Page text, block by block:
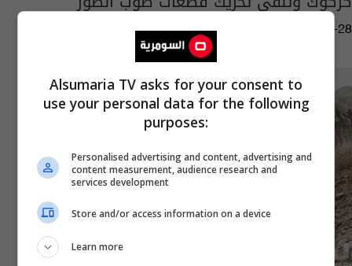
09:21 | 2013-11-28
Alsumaria TV asks for your consent to
use your personal data for the following
purposes:
Personalised advertising and content, advertising and
content measurement, audience research and
services development
Store and/or access information on a device
Learn more